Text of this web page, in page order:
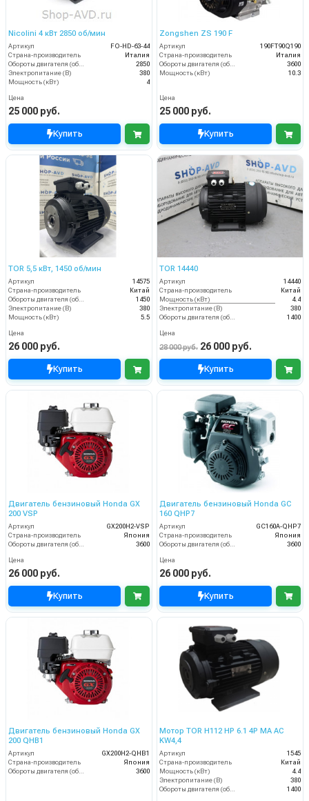
Nicolini 4 кВт 2850 об/мин
Артикул
FO-HD-63-44
Страна-производитель
Италия
Обороты двигателя (об/мин)
2850
Электропитание (В)
380
Мощность (кВт)
4
Цена
25 000 руб.
Купить
Zongshen ZS 190 F
Артикул
190FT90Q190
Страна-производитель
Италия
Обороты двигателя (об/мин)
3600
Мощность (кВт)
10.3
Цена
25 000 руб.
Купить
TOR 5,5 кВт, 1450 об/мин
Артикул
14575
Страна-производитель
Китай
Обороты двигателя (об/мин)
1450
Электропитание (В)
380
Мощность (кВт)
5.5
Цена
26 000 руб.
Купить
TOR 14440
Артикул
14440
Страна-производитель
Китай
Мощность (кВт)
4.4
Электропитание (В)
380
Обороты двигателя (об/мин)
1400
Цена
28 000 руб. 26 000 руб.
Купить
Двигатель бензиновый Honda GX
200 VSP
Артикул
GX200H2-VSP
Страна-производитель
Япония
3600
Цена
26 000 руб.
Купить
Двигатель бензиновый Honda GC
160 QHP7
Артикул
GC160A-QHP7
Страна-производитель
Япония
3600
Цена
26 000 руб.
Купить
Двигатель бензиновый Honda GX
200 QHB1
Артикул
GX200H2-QHB1
Страна-производитель
Япония
3600
Мотор TOR H112 HP 6.1 4P MA AC
KW4,4
Артикул
1545
Страна-производитель
Китай
Мощность (кВт)
4.4
Электропитание (В)
380
1400